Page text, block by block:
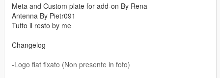
Meta and Custom plate for add-on By Rena
Antenna By Pietr091
Tutto il resto by me
Changelog
-Logo fiat fixato (Non presente in foto)